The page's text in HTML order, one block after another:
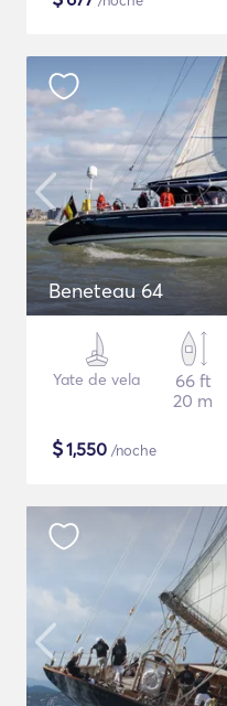
Beneteau 64
Yate de vela
66 ft
20 m
$1,550 /noche